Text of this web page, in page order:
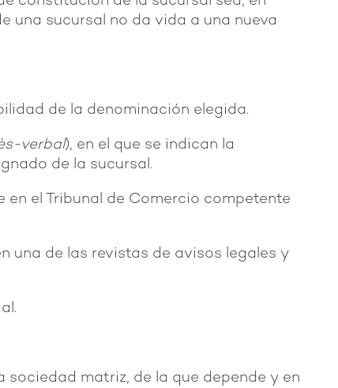
una sucursal no da vida a una nueva
de la denominación elegida.
verbal), en el que se indican la
de la sucursal.
el Tribunal de Comercio competente
una de las revistas de avisos legales y
matriz, de la que depende y en